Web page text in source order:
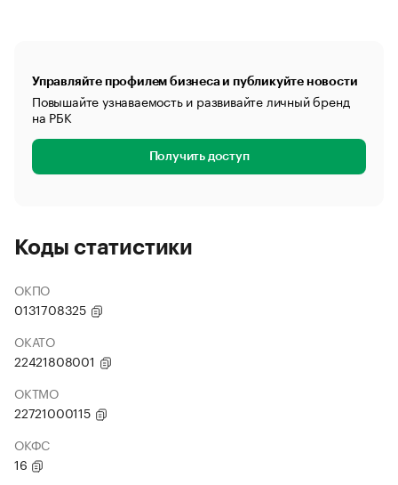
Управляйте профилем бизнеса и публикуйте новости
Повышайте узнаваемость и развивайте личный бренд
на РБК
Получить доступ
Коды статистики
ОКПО
0131708325
ОКАТО
22421808001
ОКТМО
22721000115
ОКФС
16